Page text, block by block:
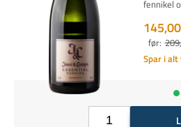
fennikel
145,00
før:
Spar i